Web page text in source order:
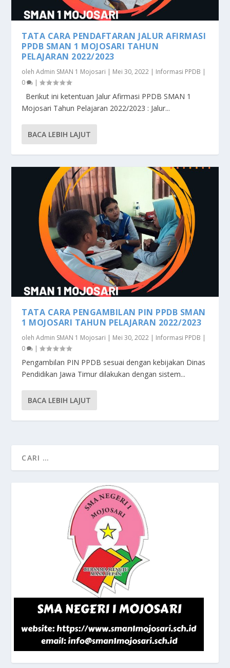
TATA CARA PENDAFTARAN JALUR AFIRMASI
PPDB SMAN 1 MOJOSARI TAHUN
PELAJARAN 2022/2023
olehAdmin SMAN 1 Mojosari | Mei 30, 2022 | Informasi PPDB |
0
|
Berikut ini ketentuan Jalur Afirmasi PPDB SMAN 1
Mojosari Tahun Pelajaran 2022/2023 : Jalur...
BACA LEBIH LAJUT
TATA CARA PENGAMBILAN PIN PPDB SMAN
1 MOJOSARI TAHUN PELAJARAN 2022/2023
olehAdmin SMAN 1 Mojosari | Mei 30, 2022 | Informasi PPDB |
0
|
Pengambilan PIN PPDB sesuai dengan kebijakan Dinas
Pendidikan Jawa Timur dilakukan dengan sistem...
BACA LEBIH LAJUT